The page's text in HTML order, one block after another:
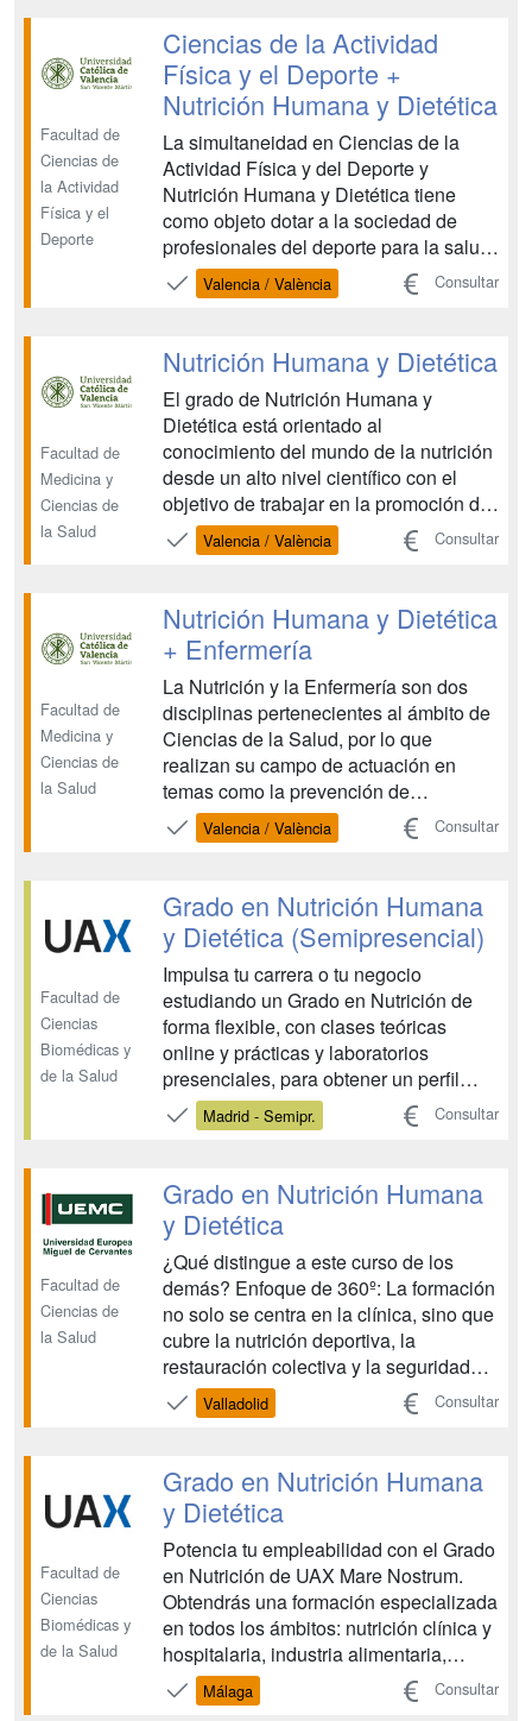
Nadal Academy, LALIGA o
Quirónsalud, con el respaldo de la
Esc...
Facultad de
Ciencias de
la Actividad
Física y el
Deporte
Ciencias de la Actividad
Física y el Deporte +
Nutrición Humana y Dietética
La simultaneidad en Ciencias de la
Actividad Física y del Deporte y
Nutrición Humana y Dietética tiene
como objeto dotar a la sociedad de
profesionales del deporte para la salud
y el rendimiento deportivo altamente
cualificados, mediante el valor
dietético como aspecto fundamental en
la consecución de los objetiv...
Valencia / València Consultar
Facultad de
Medicina y
Ciencias de
la Salud
Nutrición Humana y Dietética
El grado de Nutrición Humana y
Dietética está orientado al
conocimiento del mundo de la nutrición
desde un alto nivel científico con el
objetivo de trabajar en la promoción de
la salud a través de la alimentación.
Todo ello teniendo muy presentes los
legales que permiten ejercer la práctica
profesional con auto...
Valencia / València Consultar
Facultad de
Medicina y
Ciencias de
la Salud
Nutrición Humana y Dietética
+ Enfermería
La Nutrición y la Enfermería son dos
disciplinas pertenecientes al ámbito de
Ciencias de la Salud, por lo que
realizan su campo de actuación en
temas como la prevención de
patologías o educación en la salud. En
el caso de Nutrición de modo más
nutricionales, y en el caso de
Enfermería en el campo de los
cuidados. Ambas ti...
Valencia / València Consultar
Facultad de
Ciencias
Biomédicas y
de la Salud
Grado en Nutrición Humana
y Dietética (Semipresencial)
Impulsa tu carrera o tu negocio
estudiando un Grado en Nutrición de
forma flexible, con clases teóricas
online y prácticas y laboratorios
presenciales, para obtener un perfil
profesional completo y basado en la
realidad empresarial. Recibirás una
que podrás desarrollarte
profesionalmente en cualquier ámbito:
nut...
Madrid - Semipr. Consultar
Facultad de
Ciencias de
la Salud
Grado en Nutrición Humana
y Dietética
¿Qué distingue a este curso de los
demás? Enfoque de 360º: La formación
no solo se centra en la clínica, sino que
cubre la nutrición deportiva, la
restauración colectiva y la seguridad
alimentaria. Instalaciones
Especializadas: Cuentas con un
sensorial y una Cámara Gesell para el
estudio del comportamiento al...
Valladolid Consultar
Facultad de
Ciencias
Biomédicas y
de la Salud
Grado en Nutrición Humana
y Dietética
Potencia tu empleabilidad con el Grado
en Nutrición de UAX Mare Nostrum.
Obtendrás una formación especializada
en todos los ámbitos: nutrición clínica y
hospitalaria, industria alimentaria,
calidad, e, incluso, nutrición deportiva.
Conocerás las tecnologías y
Málaga Consultar